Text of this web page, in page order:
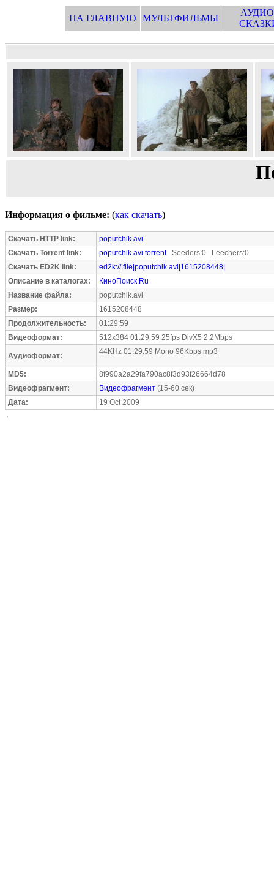
НА ГЛАВНУЮ МУЛЬТФИЛЬМЫ
Информация о фильме: (как скачать)
Скачать HTTP link:
poputchik.avi
Скачать Torrent link:
poputchik.avi.torrentSeeders:0 Leechers:0
Скачать ED2K link:
ed2k://|file|poputchik.avi|1615208448|
Описание в каталогах:
КиноПоиск.Ru
Название файла:
poputchik.avi
Размер:
1615208448
Продолжительность:
01:29:59
Видеоформат:
512x384 01:29:59 25fps DivX5 2.2Mbps
Аудиоформат: 44KHz 01:29:59 Mono 96Kbps mp3
MD5:
8f990a2a29fa790ac8f3d93f26664d78
Видеофрагмент:
Видеофрагмент (15-60 сек)
Дата:
19 Oct 2009